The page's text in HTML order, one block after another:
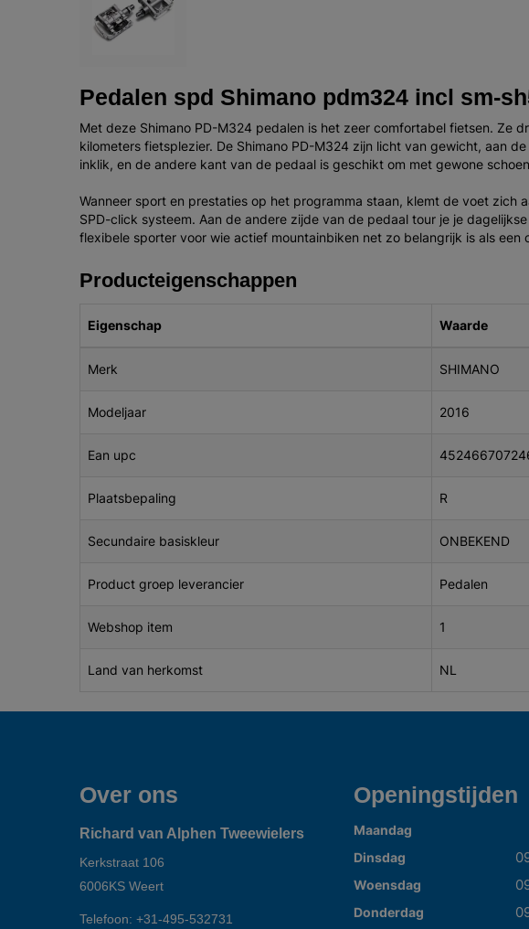
Pedalen spd Shimano pdm324 incl sm-
Met deze Shimano PD-M324 pedalen is het zeer comfortabel fietsen. Ze
kilometers fietsplezier. De Shimano PD-M324 zijn licht van gewicht, aan
inklik, en de andere kant van de pedaal is geschikt om met gewone
Wanneer sport en prestaties op het programma staan, klemt de voet zich
SPD-click systeem. Aan de andere zijde van de pedaal tour je je
flexibele sporter voor wie actief mountainbiken net zo belangrijk is als een
Producteigenschappen
Eigenschap Waarde
Merk SHIMANO
Modeljaar 2016
Ean upc
Plaatsbepaling R
Secundaire basiskleur ONBEKEND
Product groep leverancier Pedalen
Webshop item 1
Land van herkomst NL
Over ons
Richard van Alphen Tweewielers
Kerkstraat 106
6006KS Weert
Telefoon: +31-495-532731
Openingstijden
Maandag
Dinsdag
Woensdag
Donderdag